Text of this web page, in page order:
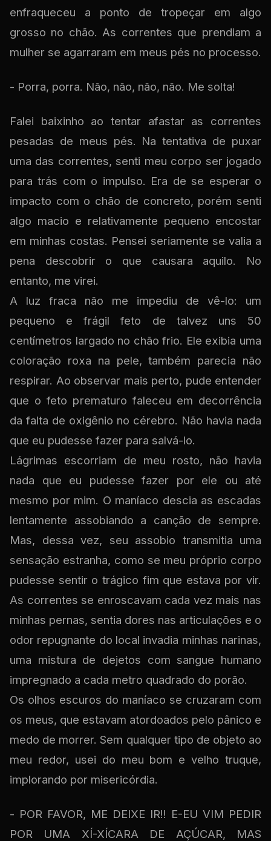
enfraqueceu a ponto de tropeçar em algo
grosso no chão. As correntes que prendiam a
mulher se agarraram em meus pés no processo.
- Porra, porra. Não, não, não, não. Me solta!
Falei baixinho ao tentar afastar as correntes
pesadas de meus pés. Na tentativa de puxar
uma das correntes, senti meu corpo ser jogado
para trás com o impulso. Era de se esperar o
impacto com o chão de concreto, porém senti
algo macio e relativamente pequeno encostar
em minhas costas. Pensei seriamente se valia a
pena descobrir o que causara aquilo. No
entanto, me virei.
A luz fraca não me impediu de vê-lo: um
pequeno e frágil feto de talvez uns 50
centímetros largado no chão frio. Ele exibia uma
coloração roxa na pele, também parecia não
respirar. Ao observar mais perto, pude entender
que o feto prematuro faleceu em decorrência
da falta de oxigênio no cérebro. Não havia nada
que eu pudesse fazer para salvá-lo.
Lágrimas escorriam de meu rosto, não havia
nada que eu pudesse fazer por ele ou até
mesmo por mim. O maníaco descia as escadas
lentamente assobiando a canção de sempre.
Mas, dessa vez, seu assobio transmitia uma
sensação estranha, como se meu próprio corpo
pudesse sentir o trágico fim que estava por vir.
As correntes se enroscavam cada vez mais nas
minhas pernas, sentia dores nas articulações e o
odor repugnante do local invadia minhas narinas,
uma mistura de dejetos com sangue humano
impregnado a cada metro quadrado do porão.
Os olhos escuros do maníaco se cruzaram com
os meus, que estavam atordoados pelo pânico e
medo de morrer. Sem qualquer tipo de objeto ao
meu redor, usei do meu bom e velho truque,
implorando por misericórdia.
- POR FAVOR, ME DEIXE IR!! E-EU VIM PEDIR
POR UMA XÍ-XÍCARA DE AÇÚCAR, MAS